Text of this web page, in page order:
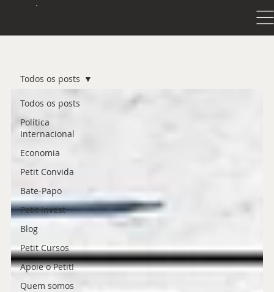
Todos os posts
Política
Internacional
Economia
Petit Convida
Bate-Papo
Petit Invest
Blog
Petit Cursos
Apoie o Petit!
Quem somos
Todos os posts